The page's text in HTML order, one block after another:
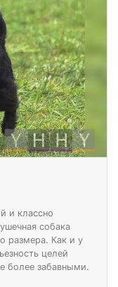
и классно
собака
размера. Как и у
целей
более забавными.